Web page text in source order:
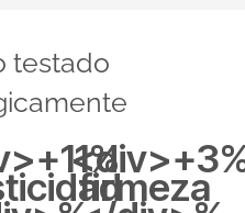
testado
firmeza